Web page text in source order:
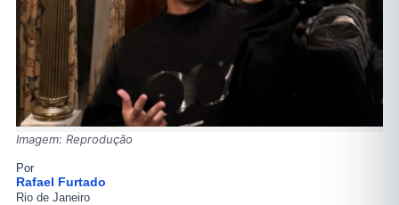
Imagem: Reprodução
Por
Rafael Furtado
Rio de Janeiro